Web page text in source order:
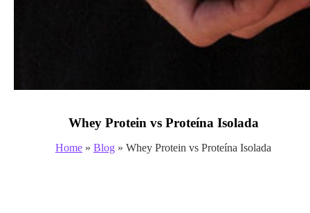
Whey Protein vs Proteína Isolada
Home » Blog » Whey Protein vs Proteína Isolada